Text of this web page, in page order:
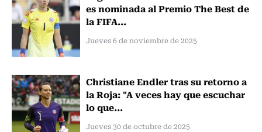
es nominada al Premio The Best de
la FIFA...
Jueves 6 de noviembre de 2025
Christiane Endler tras su retorno a
la Roja: "A veces hay que escuchar
lo que...
Jueves 30 de octubre de 2025